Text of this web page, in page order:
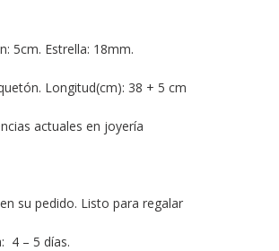
5cm. Estrella: 18mm.
Longitud(cm): 38 + 5 cm
actuales en joyería
su pedido. Listo para regalar
4 – 5 días.